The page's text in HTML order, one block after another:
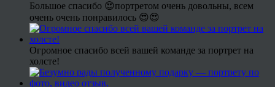
Большое спасибо 😍портретом очень довольны, всем
очень очень понравилось 😍😍
Огромное спасибо всей вашей команде за портрет на
холсте!